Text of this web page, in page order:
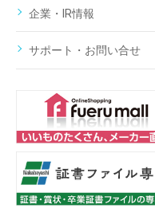
企業・IR情報
サポート・お問い合せ